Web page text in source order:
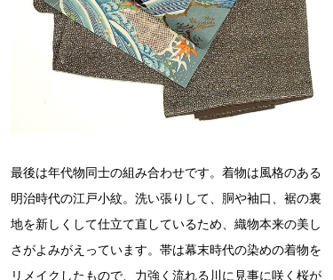
最後は年代物同士の組み合わせです。着物は風格のある
明治時代の江戸小紋。洗い張りして、胴や袖口、裾の裏
地を新しくして仕立て直しているため、織物本来の美し
さがよみがえっています。帯は幕末時代の染めの着物を
リメイクしたもので、力強く流れる川に見事に咲く桜が